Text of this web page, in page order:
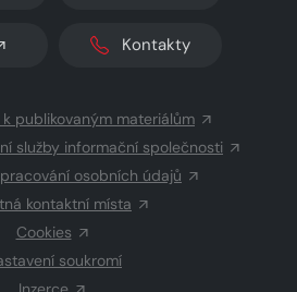
Kontakty
publikovaným materiálům
služby informační společnosti
osobních údajů
kontaktní místa
Cookies
soukromí